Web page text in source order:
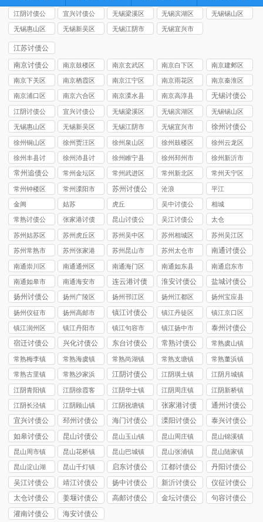
江阴讨债公
司
宜兴讨债公
司
无锡梁溪区
讨债公司
无锡滨湖区
讨债公司
无锡锡山区
无锡惠山区
讨债公司
无锡新吴区
无锡江阴市
无锡宜兴市
江苏讨债公
司
南京讨债公
司
南京鼓楼区
讨债公司
南京玄武区
讨债公司
南京白下区
讨债公司
南京建邺区
讨债公司
南京下关区
讨债公司
南京栖霞区
讨债公司
南京江宁区
讨债公司
南京雨花区
讨债公司
南京秦淮区
讨债公司
南京浦口区
讨债公司
南京六合区
讨债公司
南京溧水县
讨债公司
南京高淳县
讨债公司
无锡讨债公
司
江阴讨债公
司
宜兴讨债公
司
无锡梁溪区
讨债公司
无锡滨湖区
讨债公司
无锡锡山区
讨债公司
无锡惠山区
讨债公司
无锡新吴区
讨债公司
无锡江阴市
讨债公司
无锡宜兴市
讨债公司
徐州讨债公
司
徐州铜山区
讨债公司
徐州贾汪区
讨债公司
徐州泉山区
讨债公司
徐州鼓楼区
讨债公司
徐州云龙区
讨债公司
徐州丰县讨
债公司
徐州沛县讨
债公司
徐州睢宁县
讨债公司
徐州‌邳州市
讨债公司
徐州新沂市
讨债公司
常州追债公
司
常州金坛区
讨债公司
常州武进区
讨债公司
常州新北区
讨债公司
常州天宁区
讨债公司
常州钟楼区
讨债公司
常州溧阳市
讨债公司
苏州讨债公
司
沧浪 平江
金阊 姑苏 虎丘
吴中讨债公
司
相城
常熟讨债公
司
张家港讨债
公司
昆山讨债公
司
吴江讨债公
司
太仓
苏州姑苏区
讨债公司
苏州虎丘区
讨债公司
苏州吴中区
讨债公司
苏州相城区
讨债公司
苏州吴江区
讨债公司
苏州常熟市
讨债公司
苏州张家港
市讨债公司
苏州昆山市
讨债公司
苏州太仓市
讨债公司
南通讨债公
司
南通崇川区
讨债公司
南通通州区
讨债公司
南通海门区
讨债公司
南通如东县
讨债公司
南通启东市
讨债公司
南通如皋市
讨债公司
南通海安市
讨债公司
连云港讨债
公司
淮安讨债公
司
盐城讨债公
司
扬州讨债公
司
扬州广陵区
讨债公司
扬州邗江区
讨债公司
扬州江都区
讨债公司
扬州宝应县
讨债公司
扬州仪征市
讨债公司
扬州高邮市
讨债公司
镇江讨债公
司
镇江丹徒区
讨债公司
镇江京口区
讨债公司
镇江润州区
讨债公司
镇江丹阳市
讨债公司
镇江句容市
讨债公司
镇江扬中市
讨债公司
泰州讨债公
司
宿迁讨债公
司
兴化讨债公
司
东台讨债公
司
常熟讨债公
司
常熟虞山镇
讨债公司
常熟梅李镇
讨债公司
常熟海虞镇
讨债公司
常熟尚湖镇
讨债公司
常熟支塘镇
讨债公司
常熟董浜镇
讨债公司
常熟古里镇
讨债公司
常熟沙家浜
镇讨债公司
江阴讨债公
司
江阴璜土镇
讨债公司
江阴月城镇
讨债公司
江阴青阳镇
讨债公司
江阴徐霞客
镇讨债公司
江阴华士镇
讨债公司
江阴周庄镇
讨债公司
江阴新桥镇
讨债公司
江阴长泾镇
讨债公司
江阴顾山镇
讨债公司
江阴祝塘镇
讨债公司
张家港讨债
公司
通州讨债公
司
宜兴讨债公
司
邳州讨债公
司
海门讨债公
司
溧阳讨债公
司
泰兴讨债公
司
如皋讨债公
司
昆山讨债公
司
昆山玉山镇
讨债公司
昆山周庄镇
讨债公司
昆山锦溪镇
讨债公司
昆山周市镇
讨债公司
昆山花桥镇
讨债公司
昆山巴城镇
讨债公司
昆山张浦镇
讨债公司
昆山陆家镇
讨债公司
昆山淀山湖
镇讨债公司
昆山千灯镇
讨债公司
启东讨债公
司
江都讨债公
司
丹阳讨债公
司
吴江讨债公
司
靖江讨债公
司
扬中讨债公
司
新沂讨债公
司
仪征讨债公
司
太仓讨债公
司
姜堰讨债公
司
高邮讨债公
金坛讨债公
句容讨债公
灌南讨债公
海安讨债公